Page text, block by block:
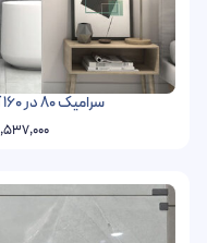
سرامیک 80 در 160 آترین فخار پرسلان فول پولیش
1,537,000
–